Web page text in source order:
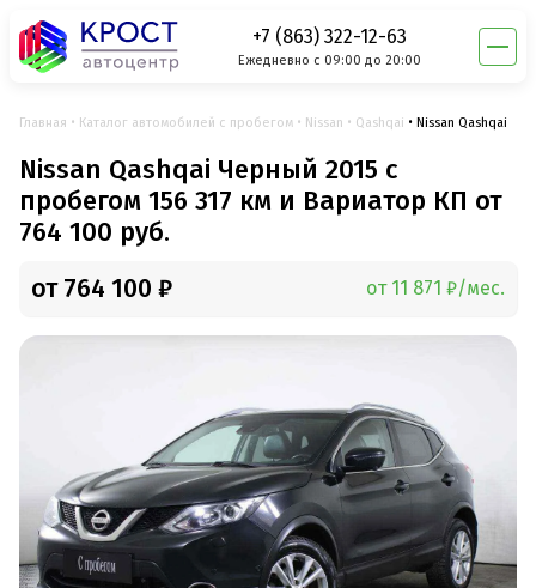
+7 (863) 322-12-63
Ежедневно с 09:00 до 20:00
Главная Каталог автомобилей с пробегом Nissan Qashqai Nissan Qashqai
Nissan Qashqai Черный 2015 с
пробегом 156 317 км и Вариатор КП от
764 100 руб.
от 764 100 ₽ от 11 871 ₽/мес.